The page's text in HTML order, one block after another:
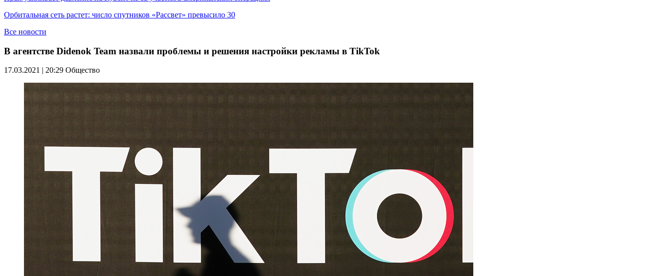
Орбитальная сеть растет: число спутников «Рассвет» превысило 30
Все новости
В агентстве Didenok Team назвали проблемы и решения настройки рекламы в TikTok
17.03.2021 | 20:29 Общество